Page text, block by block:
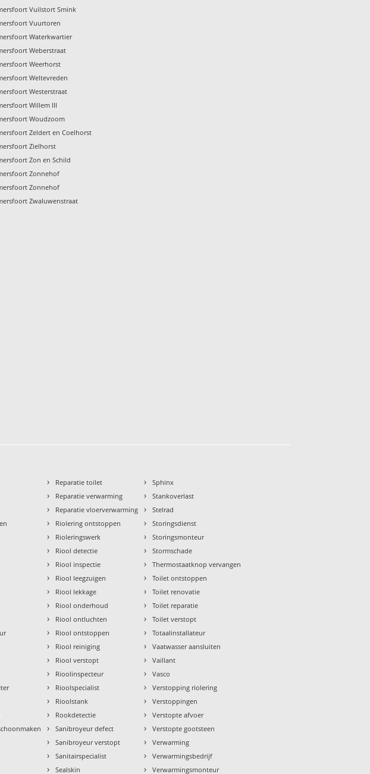
Vuilstort Smink
Vuurtoren
Waterkwartier
Weberstraat
Weerhorst
Weltevreden
Westerstraat
Willem III
Woudzoom
Zeldert en Coelhorst
Zielhorst
Zon en Schild
Zonnehof
Zonnehof
Zwaluwenstraat
› Reparatie toilet
› Reparatie verwarming
› Reparatie vloerverwarming
› Riolering ontstoppen
› Rioleringswerk
› Riool detectie
› Riool inspectie
› Riool leegzuigen
› Riool lekkage
› Riool onderhoud
› Riool ontluchten
› Riool ontstoppen
› Riool reiniging
› Riool verstopt
› Rioolinspecteur
› Rioolspecialist
› Rioolstank
› Rookdetectie
› Sanibroyeur defect
› Sanibroyeur verstopt
› Sanitairspecialist
› Sealskin
› Sphinx
› Stankoverlast
› Stelrad
› Storingsdienst
› Storingsmonteur
› Stormschade
› Thermostaatknop vervangen
› Toilet ontstoppen
› Toilet renovatie
› Toilet reparatie
› Toilet verstopt
› Totaalinstallateur
› Vaatwasser aansluiten
› Vaillant
› Vasco
› Verstopping riolering
› Verstoppingen
› Verstopte afvoer
› Verstopte gootsteen
› Verwarming
› Verwarmingsbedrijf
› Verwarmingsmonteur